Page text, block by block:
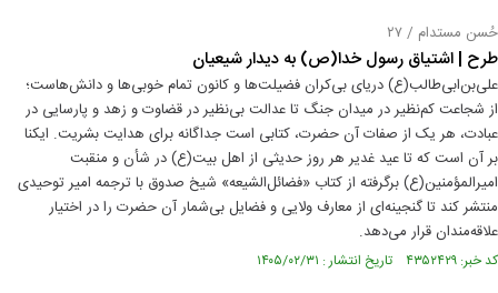
حُسن مستدام / ۲۷
طرح | اشتیاق رسول خدا(ص) به دیدار شیعیان
علی‌بن‌ابی‌طالب(ع) دریای بی‌کران فضیلت‌ها و کانون تمام خوبی‌ها و دانش‌هاست؛
از شجاعت کم‌نظیر در میدان جنگ تا عدالت بی‌نظیر در قضاوت و زهد و پارسایی در
عبادت، هر یک از صفات آن حضرت، کتابی است جداگانه برای هدایت بشریت. ایکنا
بر آن است که تا عید غدیر هر روز حدیثی از اهل بیت(ع) در شأن و منقبت
امیرالمؤمنین(ع) برگرفته از کتاب «فضائل‌الشیعه» شیخ صدوق با ترجمه امیر توحیدی
منتشر کند تا گنجینه‌ای از معارف ولایی و فضایل بی‌شمار آن حضرت را در اختیار
علاقه‌مندان قرار می‌دهد.
کد خبر: ۴۳۵۲۴۲۹ تاریخ انتشار : ۱۴۰۵/۰۲/۳۱